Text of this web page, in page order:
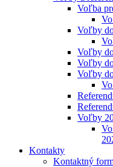
Voľba
Voľby
Voľby
Voľby
Voľby
Voľby
Kontakty
Kontaktný